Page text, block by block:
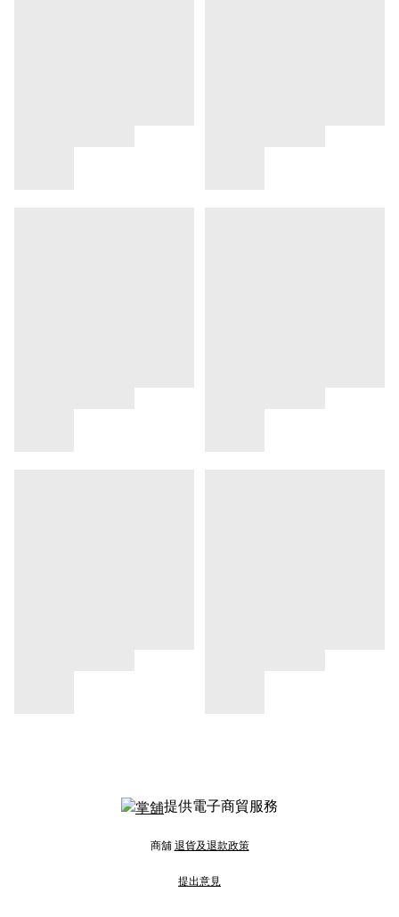
提供電子商貿服務
商舖 退貨及退款政策
提出意見